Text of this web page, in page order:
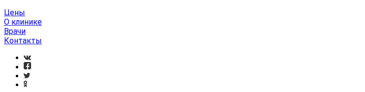
Цены
О клинике
Врачи
Контакты